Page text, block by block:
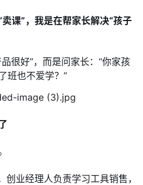
课”，我是在帮家长解决“孩子
很好”，而是问家长：“你家孩
班也不爱学？”
业经理人负责学习工具销售，